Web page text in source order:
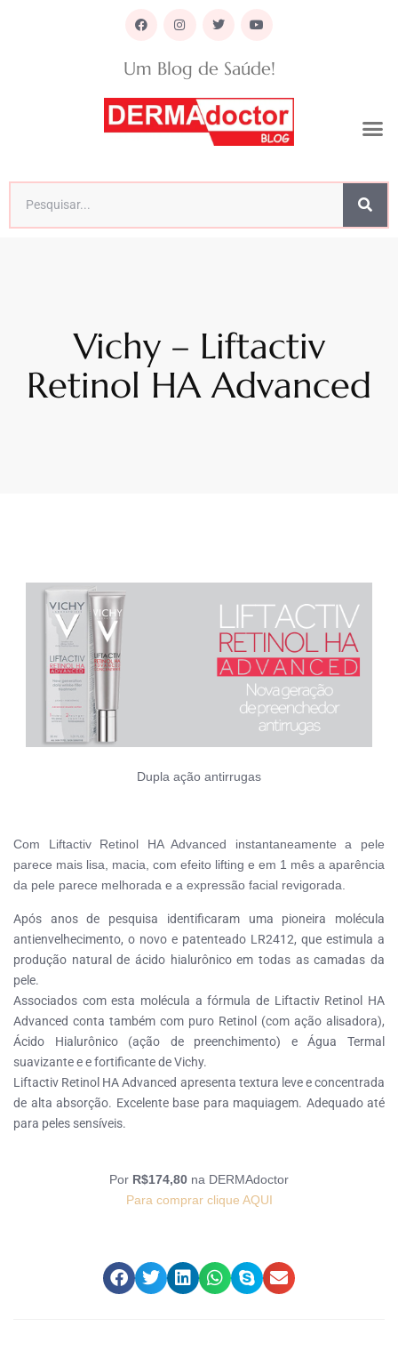
Um Blog de Saúde!
Vichy – Liftactiv
Retinol HA Advanced
Dupla ação antirrugas
Com Liftactiv Retinol HA Advanced instantaneamente a pele
parece mais lisa, macia, com efeito lifting e em 1 mês a aparência
da pele parece melhorada e a expressão facial revigorada.
Após anos de pesquisa identificaram uma pioneira molécula
antienvelhecimento, o novo e patenteado LR2412, que estimula a
produção natural de ácido hialurônico em todas as camadas da
pele.
Associados com esta molécula a fórmula de Liftactiv Retinol HA
Advanced conta também com puro Retinol (com ação alisadora),
Ácido Hialurônico (ação de preenchimento) e Água Termal
suavizante e e fortificante de Vichy.
Liftactiv Retinol HA Advanced apresenta textura leve e concentrada
de alta absorção. Excelente base para maquiagem. Adequado até
para peles sensíveis.
Por R$174,80 na DERMAdoctor
Para comprar clique AQUI